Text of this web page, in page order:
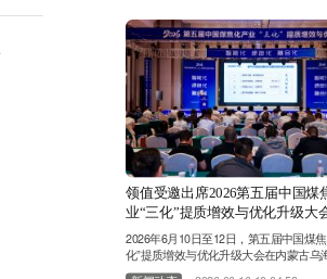
领值受邀出席2026第五届中国煤
业“三化”提质增效与优化升级大
2026年6月10日至12日，第五届中国煤
化”提质增效与优化升级大会在内蒙古乌
为煤焦化领域具有影响力的行业交流平台